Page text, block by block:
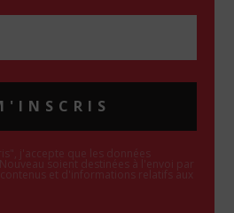
j'accepte que les données
soient destinées à l'envoi par
et d'informations relatifs aux